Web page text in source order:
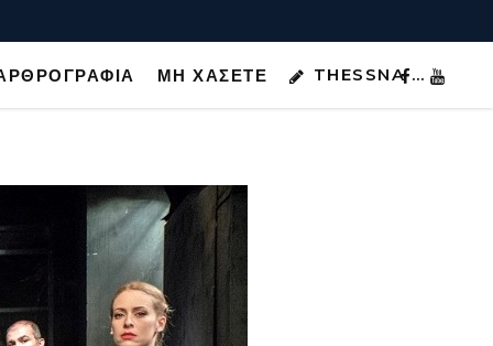
ΜΗ ΧΑΣΕΤΕ THESSNA …